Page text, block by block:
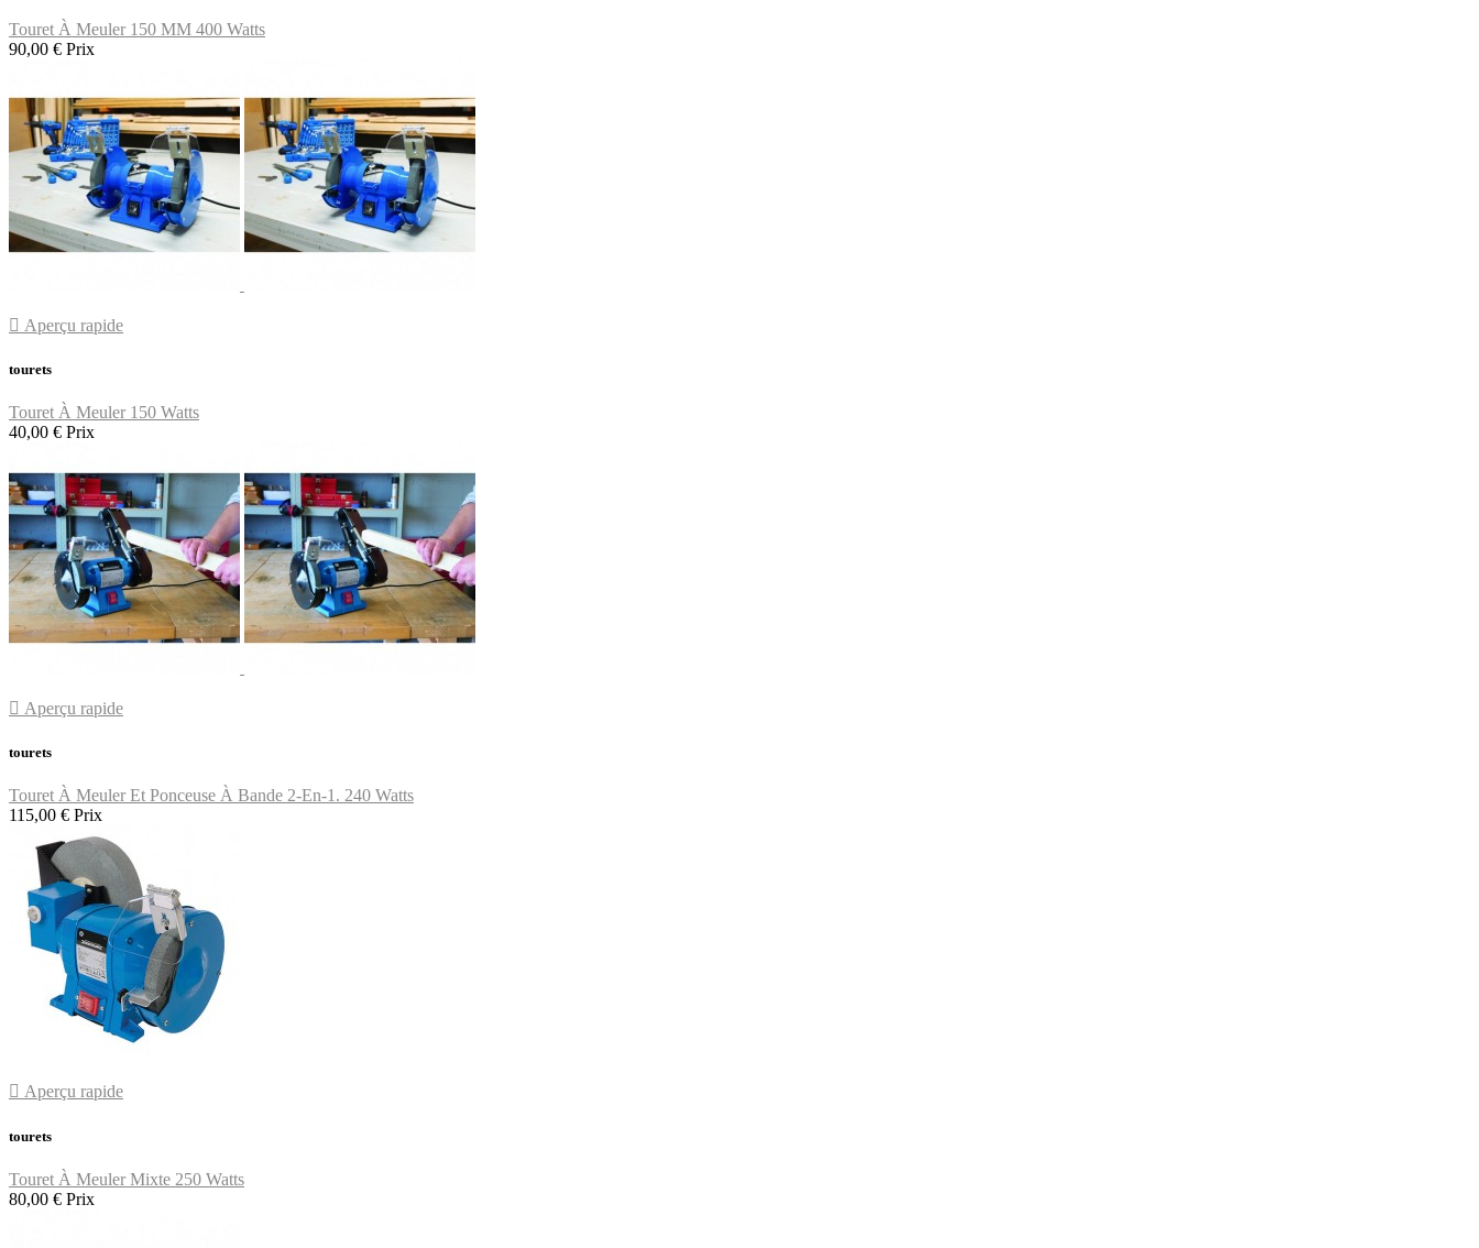
Touret À Meuler 150 MM 400 Watts
90,00 € Prix
 Aperçu rapide
tourets
Touret À Meuler 150 Watts
40,00 € Prix
 Aperçu rapide
tourets
Touret À Meuler Et Ponceuse À Bande 2-En-1. 240 Watts
115,00 € Prix
 Aperçu rapide
tourets
Touret À Meuler Mixte 250 Watts
80,00 € Prix